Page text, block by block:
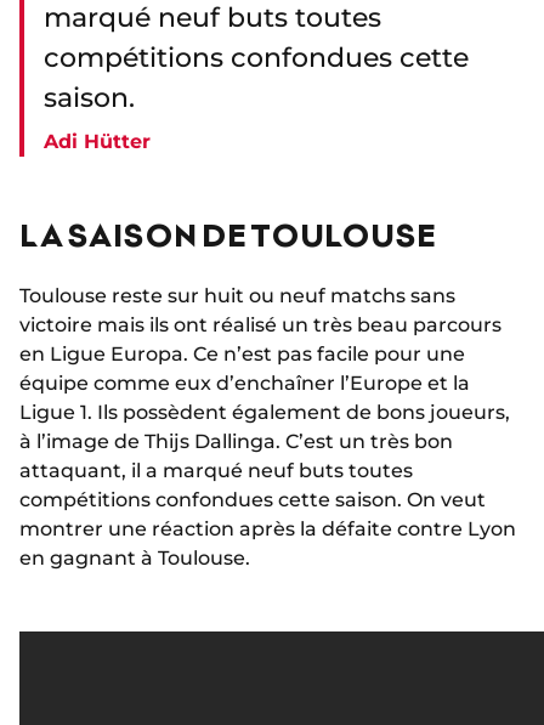
marqué neuf buts toutes
compétitions confondues cette
saison.
Adi Hütter
LA SAISON DE TOULOUSE
Toulouse reste sur huit ou neuf matchs sans
victoire mais ils ont réalisé un très beau parcours
en Ligue Europa. Ce n’est pas facile pour une
équipe comme eux d’enchaîner l’Europe et la
Ligue 1. Ils possèdent également de bons joueurs,
à l’image de Thijs Dallinga. C’est un très bon
attaquant, il a marqué neuf buts toutes
compétitions confondues cette saison. On veut
montrer une réaction après la défaite contre Lyon
en gagnant à Toulouse.